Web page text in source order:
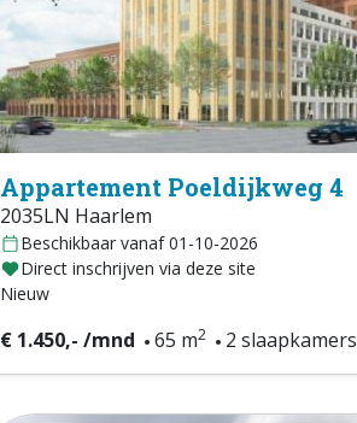
Appartement Poeldijkweg 4
2035LN Haarlem
Beschikbaar vanaf 01-10-2026
Direct inschrijven via deze site
Nieuw
€ 1.450,- /mnd 65 m2 2 slaapkamers